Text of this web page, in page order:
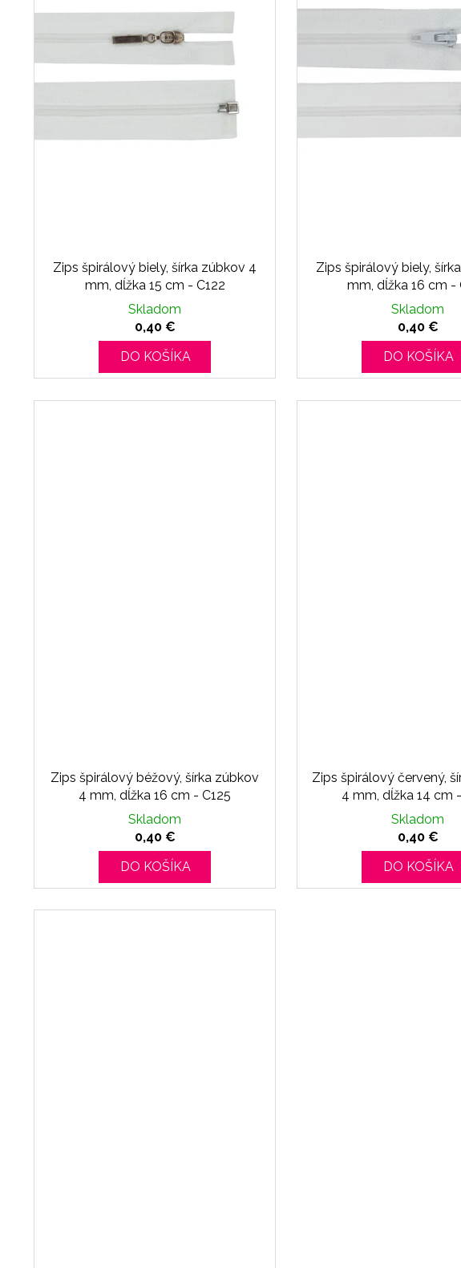
o
u
k
d
t
Zips špirálový biely, šírka zúbkov 4
mm, dĺžka 15 cm - C122
Skladom
0,40 €
DO KOŠÍKA
Zips špirálový biely,
mm, dĺžka 16 cm -
Skladom
0,40 €
DO KOŠÍKA
Zips špirálový béžový, šírka zúbkov
4 mm, dĺžka 16 cm - C125
Skladom
0,40 €
DO KOŠÍKA
Zips špirálový červený,
4 mm, dĺžka 14 cm
Skladom
0,40 €
DO KOŠÍKA